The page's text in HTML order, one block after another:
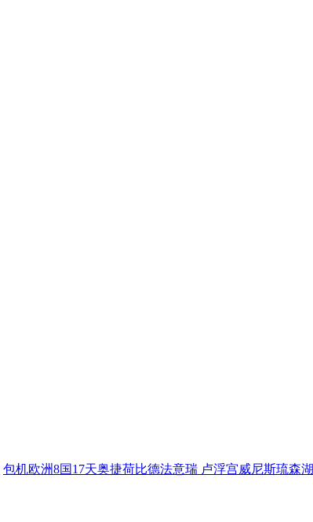
包机欧洲8国17天奥捷荷比德法意瑞 卢浮宫威尼斯琉森湖